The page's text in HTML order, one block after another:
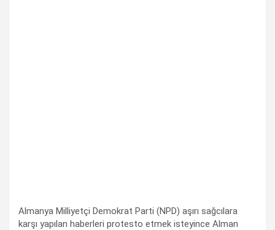
Almanya Milliyetçi Demokrat Parti (NPD) aşırı sağcılara
karşı yapılan haberleri protesto etmek isteyince Alman